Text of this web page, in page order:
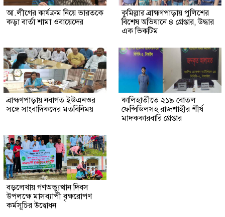
আ.লীগের কার্যক্রম নিয়ে ভারতকে
কড়া বার্তা শামা ওবায়েদের
কুমিল্লার ব্রাহ্মণপাড়ায় পুলিশের
বিশেষ অভিযানে ৪ গ্রেপ্তার, উদ্ধার
এক ভিকটিম
ব্রাহ্মণপাড়ায় নবাগত ইউএনওর
সঙ্গে সাংবাদিকদের মতবিনিময়
কালিহাতীতে ২১৯ বোতল
ফেন্সিডিলসহ রাজশাহীর শীর্ষ
মাদককারবারি গ্রেপ্তার
বড়লেখায় গণঅভ্যুত্থান দিবস
উপলক্ষে মাসব্যাপী বৃক্ষরোপণ
কর্মসূচির উদ্বোধন